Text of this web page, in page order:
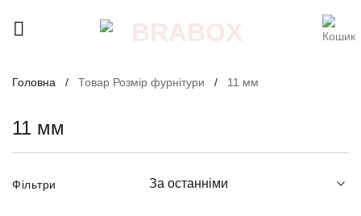
Головна / Товар Розмір фурнітури / 11 мм
11 мм
Фільтри